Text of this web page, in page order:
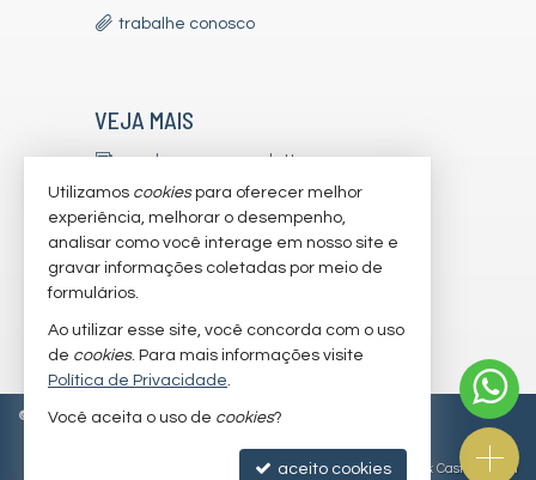
trabalhe conosco
VEJA MAIS
receba nosso newsletter
indicadores financeiros
cadastre seu imóvel
imóveis favoritos
mapa de imóveis
© 2026 CRECI/SC 7179-J Política de Privacidade
Site para imobiliárias: Castel Digital
Utilizamos cookiespara oferecer melhor
experiência, melhorar o desempenho,
analisar como você interage em nosso site e
gravar informações coletadas por meio de
formulários.
Ao utilizar esse site, você concorda com o uso
de cookies. Para mais informações visite
Política de Privacidade.
Você aceita o uso de cookies?
aceito cookies